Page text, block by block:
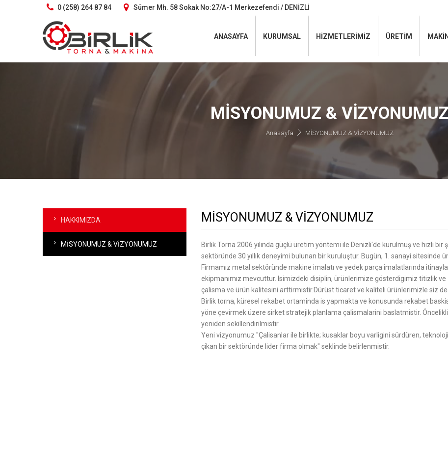
0 (258) 264 87 84 Sümer Mh. 58 Sokak No:27/A-1 Merkezefendi / DENİZLİ
ANASAYFA KURUMSAL HİZMETLERİMİZ ÜRETİM
MİSYONUMUZ &
Anasayfa MİSYONUMUZ & VİZYONUMUZ
HAKKIMIZDA
MİSYONUMUZ & VİZYONUMUZ
MİSYONUMUZ & VİZYONUMUZ
Birlik Torna 2006 yılında güçlü üretim yöntemi ile Denizli'de kurulmuş ve hızlı
sektöründe 30 yıllık deneyimi bulunan bir kuruluştur. Bugün, 1. sanayi
Firmamız metal sektöründe makine imalatı ve yedek parça imalatlarında
ekipmanımız mevcuttur. Isimizdeki disiplin, ürünlerimize gösterdigimiz titizlik
çalisma ve ürün kalitesini arttirmistir.Dürüst ticaret ve kaliteli ürünlerimizle siz
Birlik torna, küresel rekabet ortaminda is yapmakta ve konusunda rekabet
yöne çevirmek üzere sirket stratejik planlama çalismalarini baslatmistir.
yeniden sekillendirilmistir.
Yeni vizyonumuz "Çalisanlar ile birlikte; kusaklar boyu varligini sürdüren,
çikan bir sektöründe lider firma olmak" seklinde belirlenmistir.